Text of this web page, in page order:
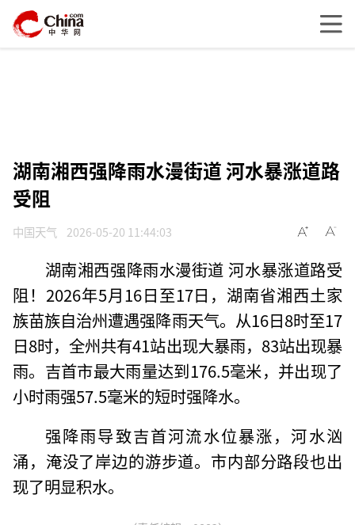
湖南湘西强降雨水漫街道 河水暴涨道路
受阻
中国天气 2026-05-20 11:44:03
湖南湘西强降雨水漫街道 河水暴涨道路受
阻！2026年5月16日至17日，湖南省湘西土家
族苗族自治州遭遇强降雨天气。从16日8时至17
日8时，全州共有41站出现大暴雨，83站出现暴
雨。吉首市最大雨量达到176.5毫米，并出现了
小时雨强57.5毫米的短时强降水。
强降雨导致吉首河流水位暴涨，河水汹
涌，淹没了岸边的游步道。市内部分路段也出
现了明显积水。